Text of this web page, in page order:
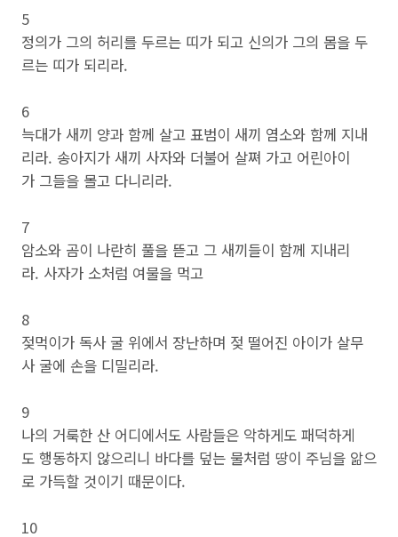
5
정의가 그의 허리를 두르는 띠가 되고 신의가 그의 몸을 두
르는 띠가 되리라.
6
늑대가 새끼 양과 함께 살고 표범이 새끼 염소와 함께 지내
리라. 송아지가 새끼 사자와 더불어 살쪄 가고 어린아이
가 그들을 몰고 다니리라.
7
암소와 곰이 나란히 풀을 뜯고 그 새끼들이 함께 지내리
라. 사자가 소처럼 여물을 먹고
8
젖먹이가 독사 굴 위에서 장난하며 젖 떨어진 아이가 살무
사 굴에 손을 디밀리라.
9
나의 거룩한 산 어디에서도 사람들은 악하게도 패덕하게
도 행동하지 않으리니 바다를 덮는 물처럼 땅이 주님을 앎으
로 가득할 것이기 때문이다.
10